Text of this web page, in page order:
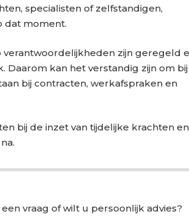
specialisten of zelfstandigen,
dat moment.
zijn geregeld
Daarom kan het verstandig zijn om bij
bij contracten, werkafspraken en
bij de inzet van tijdelijke krachten en
vraag of wilt u persoonlijk advies?